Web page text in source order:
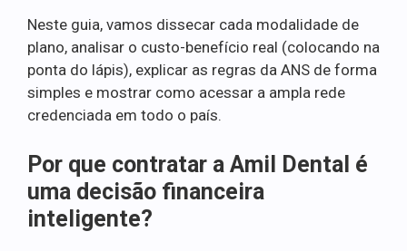
Neste guia, vamos dissecar cada modalidade de
plano, analisar o custo-benefício real (colocando na
ponta do lápis), explicar as regras da ANS de forma
simples e mostrar como acessar a ampla rede
credenciada em todo o país.
Por que contratar a Amil Dental é
uma decisão financeira
inteligente?